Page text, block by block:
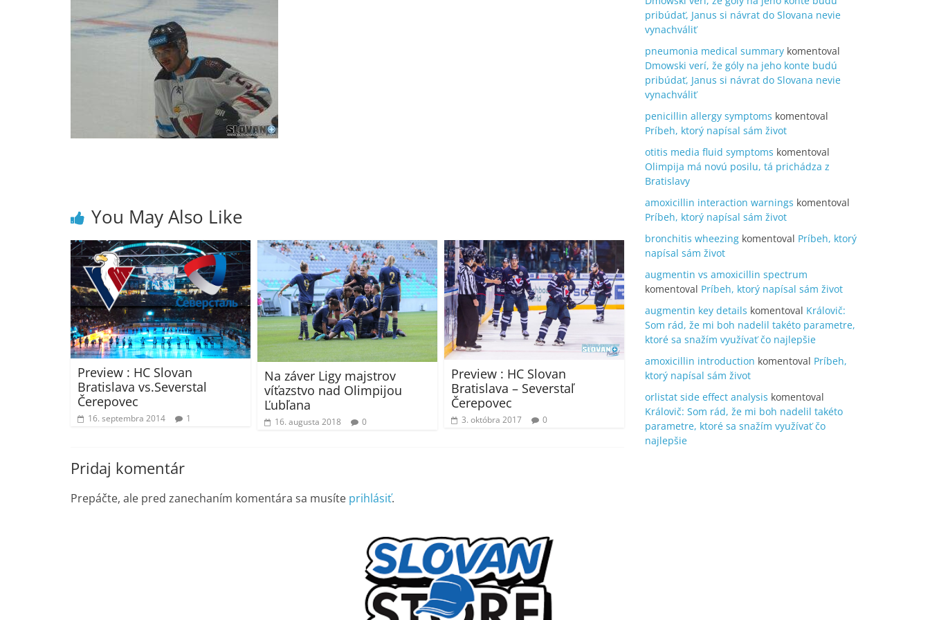
You May Also Like
Preview : HC Slovan
Bratislava vs.Severstal
Čerepovec
16. septembra 2014 1
Na záver Ligy majstrov
víťazstvo nad Olimpijou
Ľubľana
16. augusta 2018 0
Preview : HC Slovan
Bratislava – Severstaľ
Čerepovec
3. októbra 2017 0
Pridaj komentár
Prepáčte, ale pred zanechaním komentára sa musíte prihlásiť.
pribúdať, Janus si návrat do Slovana nevie
vynachváliť
pneumonia medical summary komentoval
Dmowski verí, že góly na jeho konte budú
pribúdať, Janus si návrat do Slovana nevie
vynachváliť
penicillin allergy symptoms komentoval
Príbeh, ktorý napísal sám život
otitis media fluid symptoms komentoval
Olimpija má novú posilu, tá prichádza z
Bratislavy
amoxicillin interaction warnings komentoval
Príbeh, ktorý napísal sám život
bronchitis wheezing komentoval Príbeh, ktorý
napísal sám život
augmentin vs amoxicillin spectrum
komentoval Príbeh, ktorý napísal sám život
augmentin key details komentoval Královič:
Som rád, že mi boh nadelil takéto parametre,
ktoré sa snažím využívať čo najlepšie
amoxicillin introduction komentoval Príbeh,
ktorý napísal sám život
orlistat side effect analysis komentoval
Královič: Som rád, že mi boh nadelil takéto
parametre, ktoré sa snažím využívať čo
najlepšie